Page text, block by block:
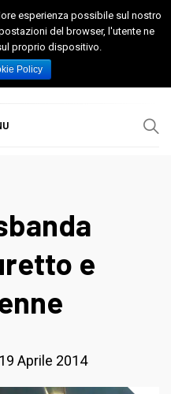
e Attività nella Capitanata
e
19 Aprile 2014
esperienza possibile sul nostro
del browser, l'utente ne
proprio dispositivo.
Policy